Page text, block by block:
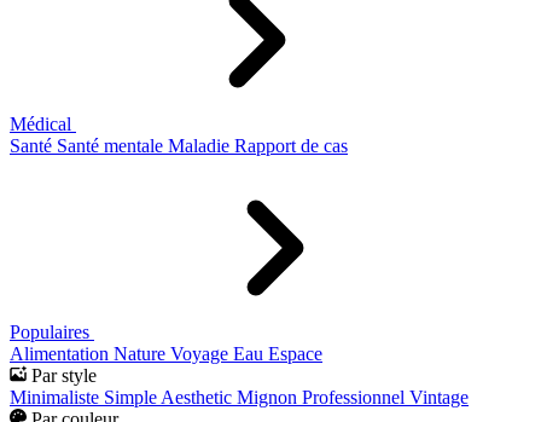
Médical
Santé Santé mentale Maladie Rapport de cas
Populaires
Alimentation Nature Voyage Eau Espace
Par style
Minimaliste Simple Aesthetic Mignon Professionnel Vintage